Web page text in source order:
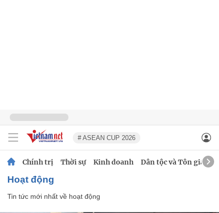
# ASEAN CUP 2026
Chính trị Thời sự Kinh doanh Dân tộc và Tôn giáo
hoạt động
Tin tức mới nhất về hoạt động